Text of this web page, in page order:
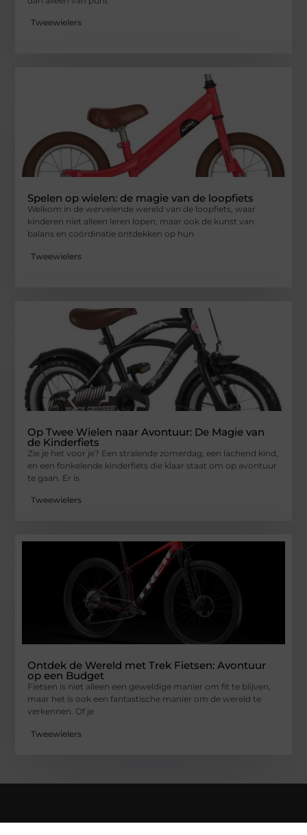
Tweewielers
Spelen op wielen: de magie van de loopfiets
Welkom in de wervelende wereld van de loopfiets, waar
kinderen niet alleen leren lopen, maar ook de kunst van
balans en coördinatie ontdekken op hun
Tweewielers
Op Twee Wielen naar Avontuur: De Magie van
de Kinderfiets
Zie je het voor je? Een stralende zomerdag, een lachend kind,
en een fonkelende kinderfiets die klaar staat om op avontuur
te gaan. Er is
Tweewielers
Ontdek de Wereld met Trek Fietsen: Avontuur
op een Budget
Fietsen is niet alleen een geweldige manier om fit te blijven,
maar het is ook een fantastische manier om de wereld te
verkennen. Of je
Tweewielers